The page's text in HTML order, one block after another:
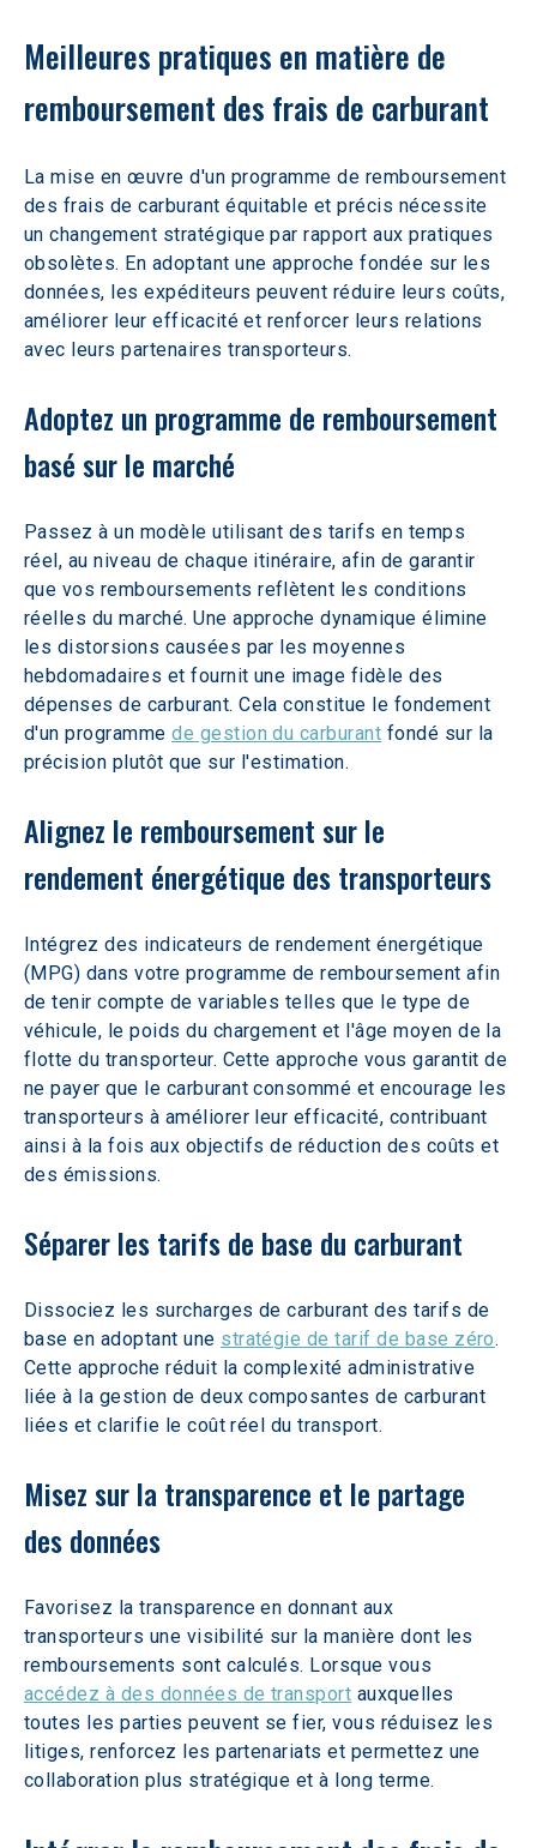
Meilleures pratiques en matière de
remboursement des frais de carburant
La mise en œuvre d'un programme de remboursement
des frais de carburant équitable et précis nécessite
un changement stratégique par rapport aux pratiques
obsolètes. En adoptant une approche fondée sur les
données, les expéditeurs peuvent réduire leurs coûts,
améliorer leur efficacité et renforcer leurs relations
avec leurs partenaires transporteurs.
Adoptez un programme de remboursement
basé sur le marché
Passez à un modèle utilisant des tarifs en temps
réel, au niveau de chaque itinéraire, afin de garantir
que vos remboursements reflètent les conditions
réelles du marché. Une approche dynamique élimine
les distorsions causées par les moyennes
hebdomadaires et fournit une image fidèle des
dépenses de carburant. Cela constitue le fondement
d'un programme de gestion du carburant fondé sur la
précision plutôt que sur l'estimation.
Alignez le remboursement sur le
rendement énergétique des transporteurs
Intégrez des indicateurs de rendement énergétique
(MPG) dans votre programme de remboursement afin
de tenir compte de variables telles que le type de
véhicule, le poids du chargement et l'âge moyen de la
flotte du transporteur. Cette approche vous garantit de
ne payer que le carburant consommé et encourage les
transporteurs à améliorer leur efficacité, contribuant
ainsi à la fois aux objectifs de réduction des coûts et
des émissions.
Séparer les tarifs de base du carburant
Dissociez les surcharges de carburant des tarifs de
base en adoptant une stratégie de tarif de base zéro.
Cette approche réduit la complexité administrative
liée à la gestion de deux composantes de carburant
liées et clarifie le coût réel du transport.
Misez sur la transparence et le partage
des données
Favorisez la transparence en donnant aux
transporteurs une visibilité sur la manière dont les
remboursements sont calculés. Lorsque vous
accédez à des données de transport auxquelles
toutes les parties peuvent se fier, vous réduisez les
litiges, renforcez les partenariats et permettez une
collaboration plus stratégique et à long terme.